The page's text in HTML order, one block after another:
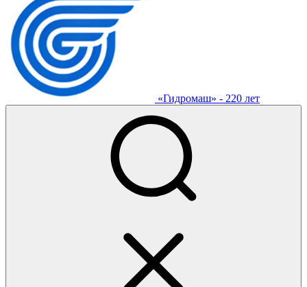
«Гидромаш» - 220 лет